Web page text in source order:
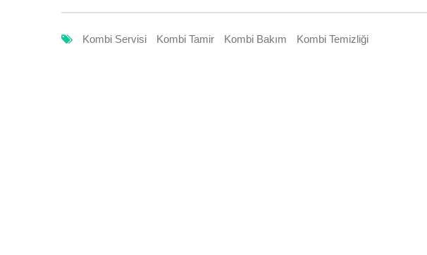
Kombi Servisi Kombi Tamir Kombi Bakım Kombi Temizliği